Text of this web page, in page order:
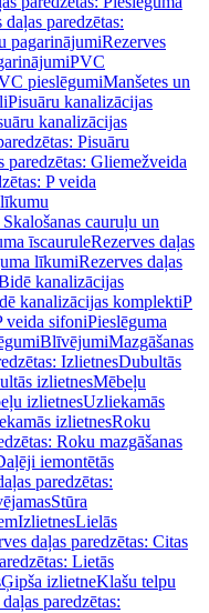
daļas paredzētas:
pagarinājumiRezerves
PVC
pieslēgumiManšetes un
Pisuāru kanalizācijas
kanalizācijas
Pisuāru
paredzētas: Gliemežveida
P veida
cauruļu un
īscauruleRezerves daļas
līkumiRezerves daļas
kanalizācijas
kanalizācijas komplektiP
veida sifoniPieslēguma
BlīvējumiMazgāšanas
IzlietnesDubultās
izlietnesMēbeļu
izlietnesUzliekamās
izlietnesRoku
Roku mazgāšanas
iemontētās
paredzētas:
Stūra
IzlietnesLielās
daļas paredzētas: Citas
Lietās
Ģipša izlietneKlašu telpu
paredzētas: